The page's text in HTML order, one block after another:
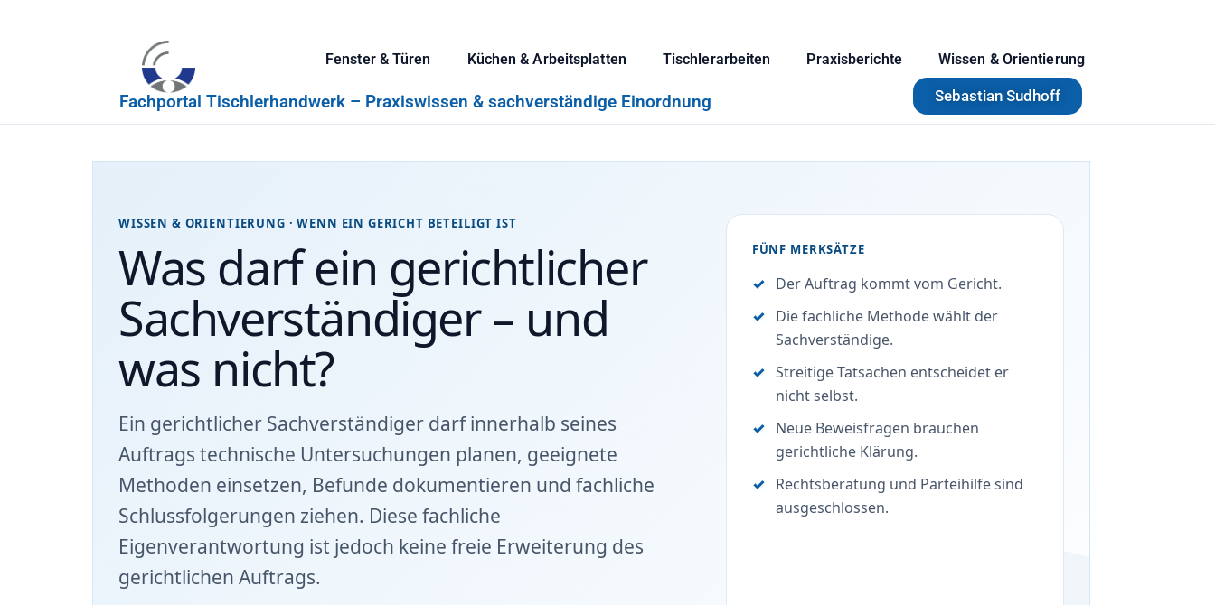
Fachportal Tischlerhandwerk – Praxiswissen & sachverständige Einordnung
Fenster & Türen Küchen & Arbeitsplatten Tischlerarbeiten Praxisberichte Wissen & Orientierung
Sebastian Sudhoff
WISSEN & ORIENTIERUNG · WENN EIN GERICHT BETEILIGT IST
Was darf ein gerichtlicher
Sachverständiger – und
was nicht?
Ein gerichtlicher Sachverständiger darf innerhalb seines
Auftrags technische Untersuchungen planen, geeignete
Methoden einsetzen, Befunde dokumentieren und fachliche
Schlussfolgerungen ziehen. Diese fachliche
Eigenverantwortung ist jedoch keine freie Erweiterung des
gerichtlichen Auftrags.
FÜNF MERKSÄTZE
Der Auftrag kommt vom Gericht.
Die fachliche Methode wählt der
Sachverständige.
Streitige Tatsachen entscheidet er
nicht selbst.
Neue Beweisfragen brauchen
gerichtliche Klärung.
Rechtsberatung und Parteihilfe sind
ausgeschlossen.